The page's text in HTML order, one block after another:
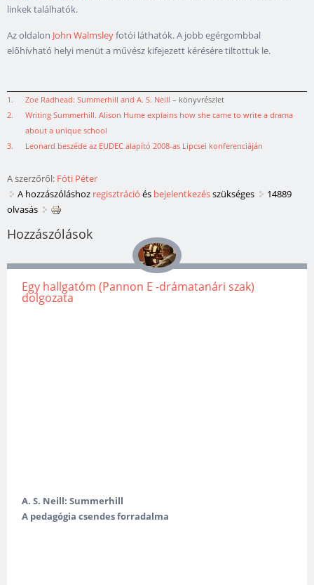
linkek találhatók.
Az oldalon John Walmsleyfotói láthatók. A jobb egérgombbal
előhívható helyi menüt a művész kifejezett kérésére tiltottuk le.
1. Zoe Radhead: Summerhill and A. S. Neill – könyvrészlet
2.
Writing Summerhill. Alison Hume explains how she came to write a drama
about a unique school
3.
Leonard beszéde az EUDEC alapító 2008-as Lipcsei konferenciáján
A szerzőről: Fóti Péter
A hozzászóláshoz regisztráció és bejelentkezésszükséges
14889
olvasás
Hozzászólások
Egy hallgatóm (Pannon E -drámatanári szak)
dolgozata
A. S. Neill: Summerhill
A pedagógia csendes forradalma